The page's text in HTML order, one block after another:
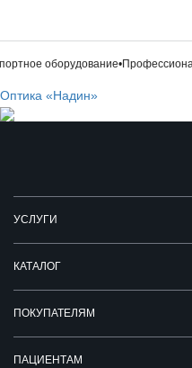
оборудование•
Оптика «Надин»
УСЛУГИ
КАТАЛОГ
ПОКУПАТЕЛЯМ
ПАЦИЕНТАМ